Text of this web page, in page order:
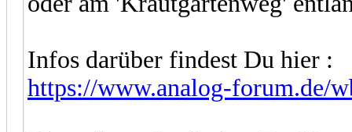
Infos darüber findest Du hier :
https://www.analog-forum.de/